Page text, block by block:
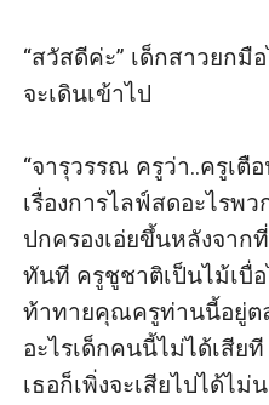
“สวัสดีค่ะ” เด็กสาวยก
จะเดินเข้าไป
“จารุวรรณ ครูว่า..ครูเตื
เรื่องการไลฟ์สดอะไรพ
ปกครองเอ่ยขึ้นหลังจาก
ทันที ครูชูชาติเป็นไม้เบื่
ท้าทายคุณครูท่านนี้อยู่ต
อะไรเด็กคนนี้ไม่ได้เสีย
เธอก็เพิ่งจะเสียไปได้ไ